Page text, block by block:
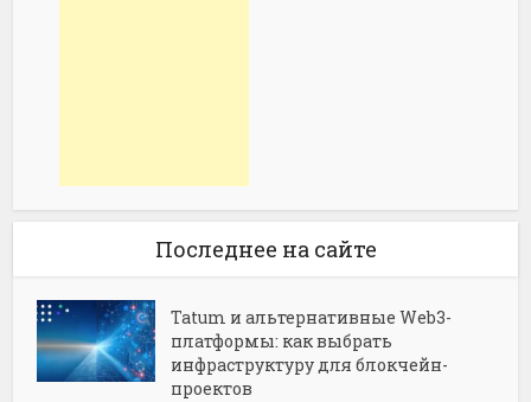
Последнее на сайте
Tatum и альтернативные Web3-
платформы: как выбрать
инфраструктуру для блокчейн-
проектов